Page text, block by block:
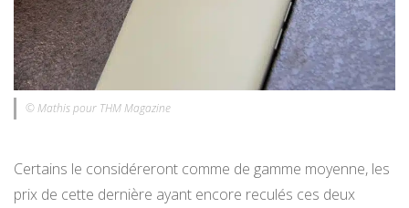
© Mathis pour THM Magazine
Certains le considéreront comme de gamme moyenne, les
prix de cette dernière ayant encore reculés ces deux